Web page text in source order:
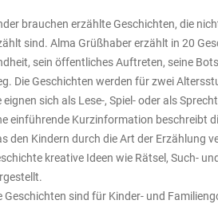
brauchen erzählte Geschichten, die
sind. Alma Grüßhaber erzählt in 20
sein öffentliches Auftreten, seine
Die Geschichten werden für zwei
eignen sich als Lese-, Spiel- oder als
einführende Kurzinformation beschreibt
den Kindern durch die Art der Erzählung
kreative Ideen wie Rätsel, Such-
Geschichten sind für Kinder- und